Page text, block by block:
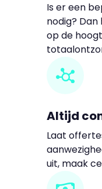
Is er een
nodig? Dan
op de
Altijd
Laat
uit, maak